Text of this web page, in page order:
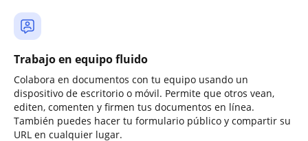
Trabajo en equipo fluido
Colabora en documentos con tu equipo usando un
dispositivo de escritorio o móvil. Permite que otros vean,
editen, comenten y firmen tus documentos en línea.
También puedes hacer tu formulario público y compartir su
URL en cualquier lugar.